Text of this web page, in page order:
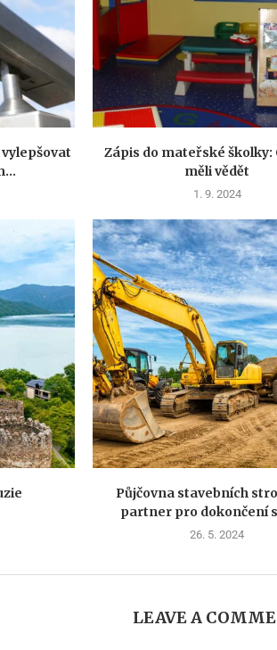
Zápis do mateřské školky:
měli vědět
1. 9. 2024
Půjčovna stavebních
partner pro dokončení
26. 5. 2024
LEAVE A